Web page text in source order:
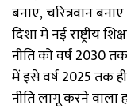
बनाए, चरित्रवान
दिशा में नई राष्ट्रीय
नीति को वर्ष 2030
में इसे वर्ष 2025 तक
नीति लागू करने वाला